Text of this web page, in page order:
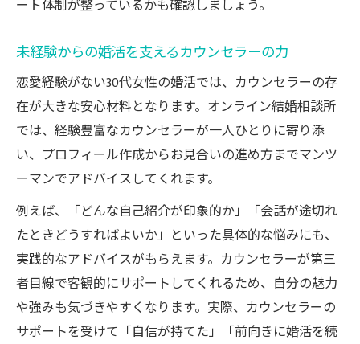
ート体制が整っているかも確認しましょう。
未経験からの婚活を支えるカウンセラーの力
恋愛経験がない30代女性の婚活では、カウンセラーの存
在が大きな安心材料となります。オンライン結婚相談所
では、経験豊富なカウンセラーが一人ひとりに寄り添
い、プロフィール作成からお見合いの進め方までマンツ
ーマンでアドバイスしてくれます。
例えば、「どんな自己紹介が印象的か」「会話が途切れ
たときどうすればよいか」といった具体的な悩みにも、
実践的なアドバイスがもらえます。カウンセラーが第三
者目線で客観的にサポートしてくれるため、自分の魅力
や強みも気づきやすくなります。実際、カウンセラーの
サポートを受けて「自信が持てた」「前向きに婚活を続